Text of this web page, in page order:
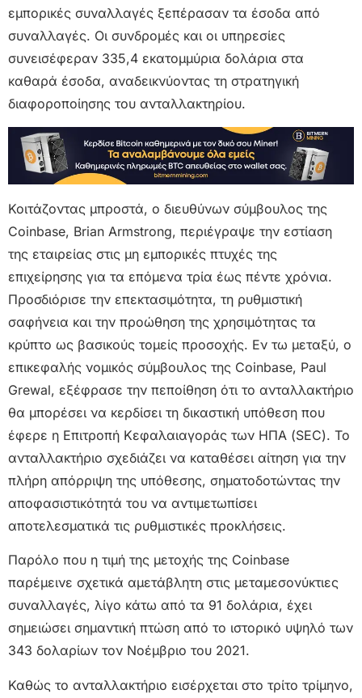
εμπορικές συναλλαγές ξεπέρασαν τα έσοδα από
συναλλαγές. Οι συνδρομές και οι υπηρεσίες
συνεισέφεραν 335,4 εκατομμύρια δολάρια στα
καθαρά έσοδα, αναδεικνύοντας τη στρατηγική
διαφοροποίησης του ανταλλακτηρίου.
Κοιτάζοντας μπροστά, ο διευθύνων σύμβουλος της
Coinbase, Brian Armstrong, περιέγραψε την εστίαση
της εταιρείας στις μη εμπορικές πτυχές της
επιχείρησης για τα επόμενα τρία έως πέντε χρόνια.
Προσδιόρισε την επεκτασιμότητα, τη ρυθμιστική
σαφήνεια και την προώθηση της χρησιμότητας τα
κρύπτο ως βασικούς τομείς προσοχής. Εν τω μεταξύ, ο
επικεφαλής νομικός σύμβουλος της Coinbase, Paul
Grewal, εξέφρασε την πεποίθηση ότι το ανταλλακτήριο
θα μπορέσει να κερδίσει τη δικαστική υπόθεση που
έφερε η Επιτροπή Κεφαλαιαγοράς των ΗΠΑ (SEC). Το
ανταλλακτήριο σχεδιάζει να καταθέσει αίτηση για την
πλήρη απόρριψη της υπόθεσης, σηματοδοτώντας την
αποφασιστικότητά του να αντιμετωπίσει
αποτελεσματικά τις ρυθμιστικές προκλήσεις.
Παρόλο που η τιμή της μετοχής της Coinbase
παρέμεινε σχετικά αμετάβλητη στις μεταμεσονύκτιες
συναλλαγές, λίγο κάτω από τα 91 δολάρια, έχει
σημειώσει σημαντική πτώση από το ιστορικό υψηλό των
343 δολαρίων τον Νοέμβριο του 2021.
Καθώς το ανταλλακτήριο εισέρχεται στο τρίτο τρίμηνο,